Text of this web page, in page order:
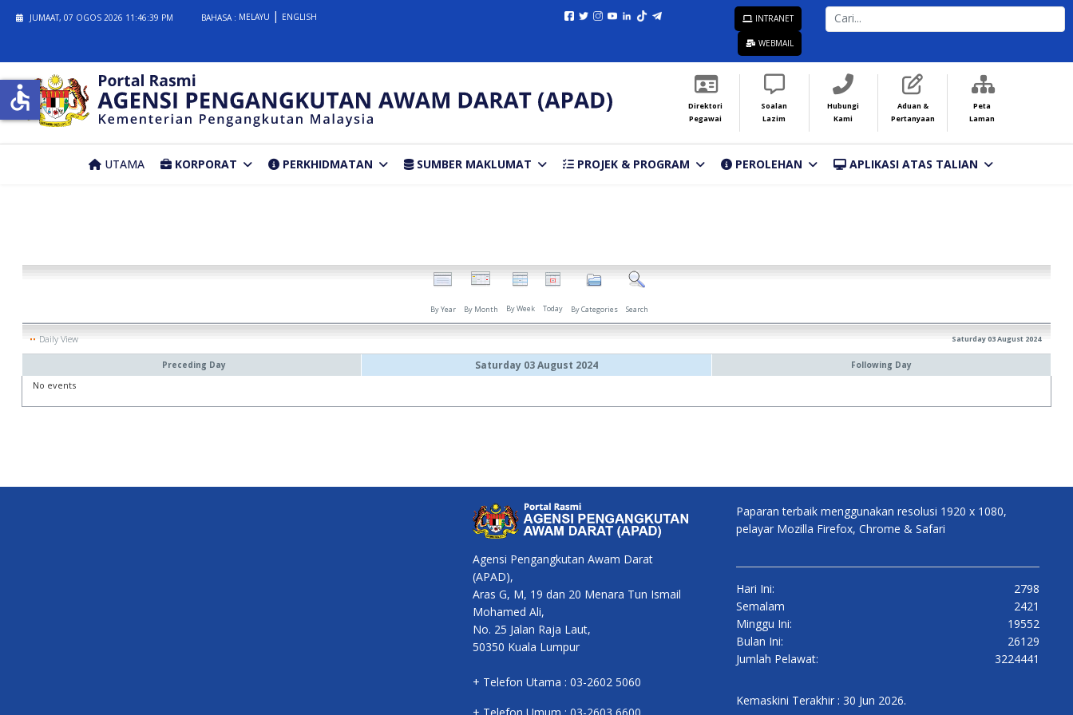
JUMAAT, 07 OGOS 2026 11:46:39 PM BAHASA : MELAYU ENGLISH INTRANET
WEBMAIL
CARI...
Direktori
Pegawai
Soalan
Lazim
Hubungi
Kami
Aduan &
Pertanyaan
Peta
Laman
UTAMA KORPORAT PERKHIDMATAN SUMBER MAKLUMAT PROJEK & PROGRAM PEROLEHAN APLIKASI ATAS TALIAN
By Year By Month By Week Today By Categories Search
Daily View Saturday 03 August 2024
Preceding Day Saturday 03 August 2024 Following Day
No events
Agensi Pengangkutan Awam Darat
(APAD),
Aras G, M, 19 dan 20 Menara Tun Ismail
Mohamed Ali,
No. 25 Jalan Raja Laut,
50350 Kuala Lumpur
+ Telefon Utama : 03-2602 5060
Paparan terbaik menggunakan resolusi 1920 x 1080,
pelayar Mozilla Firefox, Chrome & Safari
Hari Ini:
2798
Semalam
2421
Minggu Ini:
19552
Bulan Ini:
26129
Jumlah Pelawat:
3224441
Kemaskini Terakhir : 30 Jun 2026.
accessible